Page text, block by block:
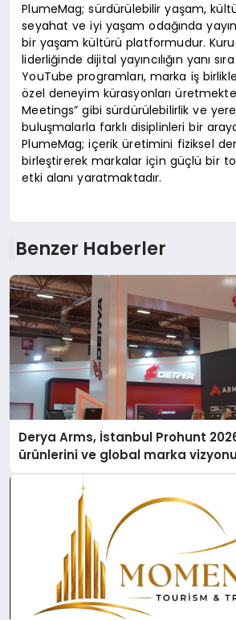
PlumeMag; sürdürülebilir yaşam,
seyahat ve iyi yaşam odağında
bir yaşam kültürü platformudur.
liderliğinde dijital yayıncılığın yanı
YouTube programları, marka iş
özel deneyim kürasyonları
Meetings” gibi sürdürülebilirlik ve
buluşmalarla farklı disiplinleri bir
PlumeMag; içerik üretimini fiziksel
birleştirerek markalar için güçlü bir
etki alanı yaratmaktadır.
Benzer Haberler
Derya Arms, İstanbul Prohunt
ürünlerini ve global marka